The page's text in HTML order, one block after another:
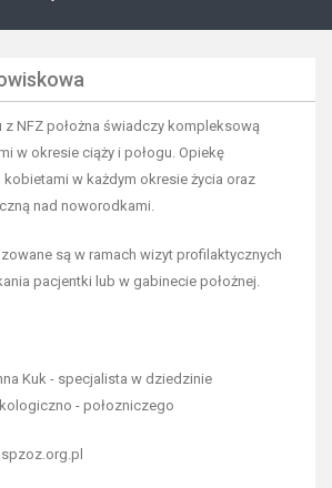
z NFZ położna świadczy kompleksową
w okresie ciąży i połogu. Opiekę
w każdym okresie życia oraz
nad noworodkami.
są w ramach wizyt profilaktycznych
pacjentki lub w gabinecie położnej.
Kuk - specjalista w dziedzinie
- połozniczego